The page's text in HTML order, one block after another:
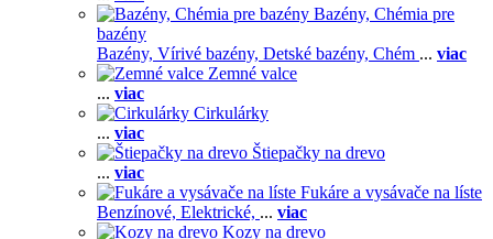
Bazény, Chémia pre
bazény
Bazény, Vírivé bazény, Detské bazény, Chém ... viac
Zemné valce
... viac
Cirkulárky
... viac
Štiepačky na drevo
... viac
Fukáre a vysávače na líste
Benzínové, Elektrické, ... viac
Kozy na drevo